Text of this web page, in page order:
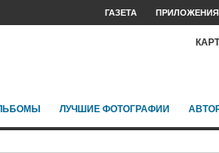
ГАЗЕТА ПРИЛОЖЕНИЯ
ЛУЧШИЕ ФОТОГРАФИИ